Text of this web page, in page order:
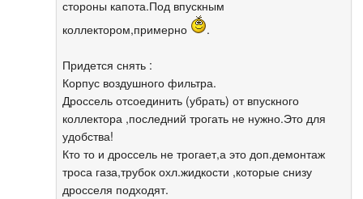
стороны капота.Под впускным
коллектором,примерно
.
Придется снять :
Корпус воздушного фильтра.
Дроссель отсоединить (убрать) от впускного
коллектора ,последний трогать не нужно.Это для
удобства!
Кто то и дроссель не трогает,а это доп.демонтаж
троса газа,трубок охл.жидкости ,которые снизу
дросселя подходят.